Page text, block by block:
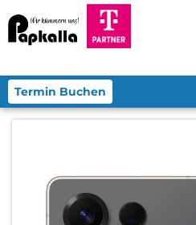
Termin Buchen